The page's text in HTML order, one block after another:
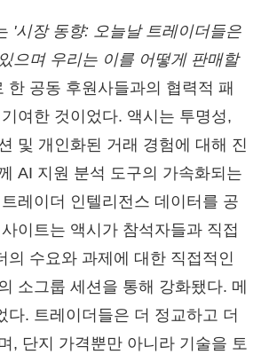
'시장 동향: 오늘날 트레이더들은
으며 우리는 이를 어떻게 판매할
한 공동 후원사들과의 협력적 패
여한 것이었다. 액시는 투명성,
및 개인화된 거래 경험에 대해 진
AI 지원 분석 도구의 가속화되는
레이더 인텔리전스 데이터를 공
이트는 액시가 참석자들과 직접
의 수요와 과제에 대한 직접적인
소그룹 세션을 통해 강화됐다. 메
다. 트레이더들은 더 정교하고 더
, 단지 가격뿐만 아니라 기술을 토